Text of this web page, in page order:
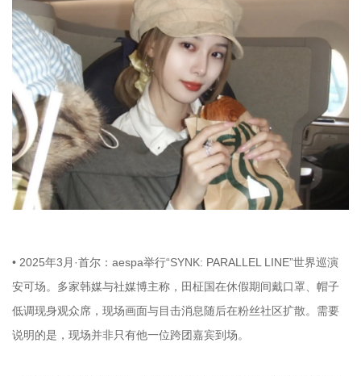
• 2025年3月·首尔：aespa举行“SYNK: PARALLEL LINE”世界巡演
安可场。多家韩媒与社媒博主称，田柾国在休假期间戴口罩、帽子
低调现身观众席，现场画面与目击消息随后在粉丝社区扩散。需要
说明的是，现场并非只有他一位跨团嘉宾到场。